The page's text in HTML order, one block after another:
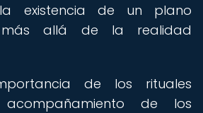
existencia de un plano
más allá de la realidad
de los rituales
de los